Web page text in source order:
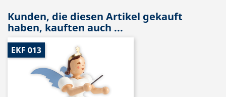
Kunden, die diesen Artikel gekauft
haben, kauften auch ...
EKF 013